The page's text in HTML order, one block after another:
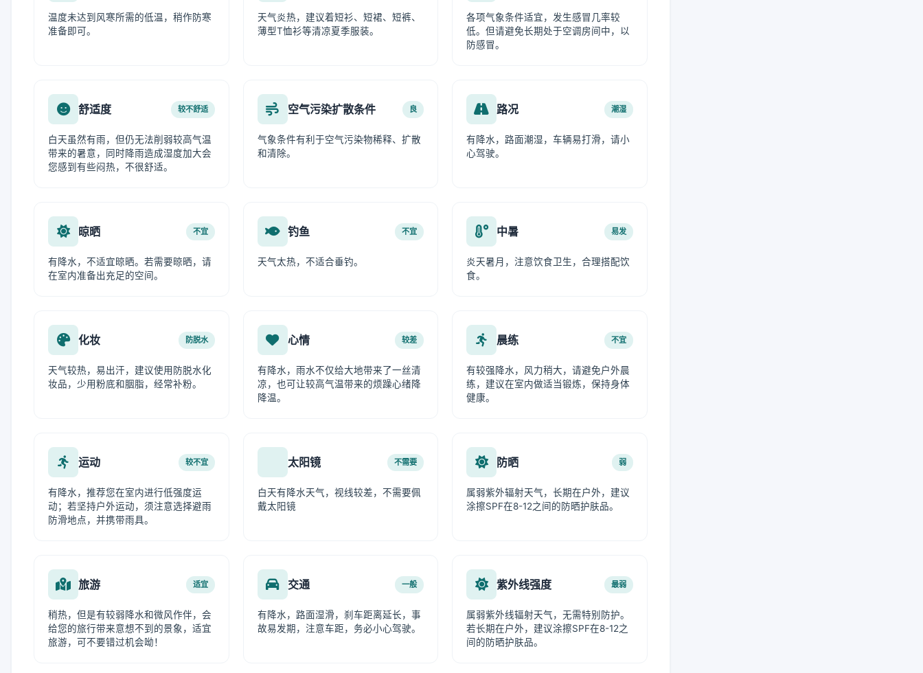
温度未达到风寒所需的低温，稍作防寒
准备即可。
天气炎热，建议着短衫、短裙、短裤、
薄型T恤衫等清凉夏季服装。
各项气象条件适宜，发生感冒几率较
低。但请避免长期处于空调房间中，以
防感冒。
舒适度 较不舒适
白天虽然有雨，但仍无法削弱较高气温
带来的暑意，同时降雨造成湿度加大会
您感到有些闷热，不很舒适。
空气污染扩散条件 良
气象条件有利于空气污染物稀释、扩散
和清除。
路况 潮湿
有降水，路面潮湿，车辆易打滑，请小
心驾驶。
晾晒 不宜
有降水，不适宜晾晒。若需要晾晒，请
在室内准备出充足的空间。
钓鱼 不宜
天气太热，不适合垂钓。
中暑 易发
炎天暑月，注意饮食卫生，合理搭配饮
食。
化妆 防脱水
天气较热，易出汗，建议使用防脱水化
妆品，少用粉底和胭脂，经常补粉。
心情 较差
有降水，雨水不仅给大地带来了一丝清
凉，也可让较高气温带来的烦躁心绪降
降温。
晨练 不宜
有较强降水，风力稍大，请避免户外晨
练，建议在室内做适当锻炼，保持身体
健康。
运动 较不宜
有降水，推荐您在室内进行低强度运
动；若坚持户外运动，须注意选择避雨
防滑地点，并携带雨具。
太阳镜 不需要
白天有降水天气，视线较差，不需要佩
戴太阳镜
防晒 弱
属弱紫外辐射天气，长期在户外，建议
涂擦SPF在8-12之间的防晒护肤品。
旅游 适宜
稍热，但是有较弱降水和微风作伴，会
给您的旅行带来意想不到的景象，适宜
旅游，可不要错过机会呦！
交通 一般
有降水，路面湿滑，刹车距离延长，事
故易发期，注意车距，务必小心驾驶。
紫外线强度 最弱
属弱紫外线辐射天气，无需特别防护。
若长期在户外，建议涂擦SPF在8-12之
间的防晒护肤品。